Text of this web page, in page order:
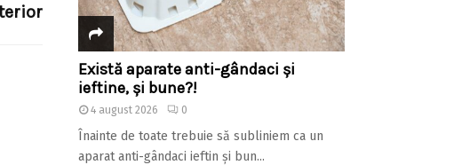
Există aparate anti-gândaci și
ieftine, și bune?!
4 august 2026 0
Înainte de toate trebuie să subliniem ca un
aparat anti-gândaci ieftin și bun...